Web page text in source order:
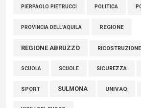
PIERPAOLO PIETRUCCI POLITICA
PROVINCIA DELL'AQUILA REGIONE
REGIONE ABRUZZO RICOSTRUZIONE
SCUOLA SCUOLE SICUREZZA
SPORT SULMONA UNIVAQ